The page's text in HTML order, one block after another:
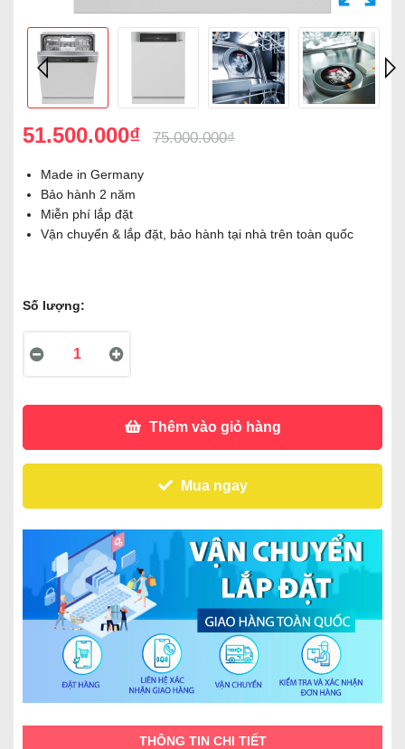
51.500.000₫ 75.000.000₫
Made in Germany
Bảo hành 2 năm
Miễn phí lắp đặt
Vận chuyển & lắp đặt, bảo hành tại nhà trên toàn quốc
Số lượng:
Thêm vào giỏ hàng
Mua ngay
THÔNG TIN CHI TIẾT